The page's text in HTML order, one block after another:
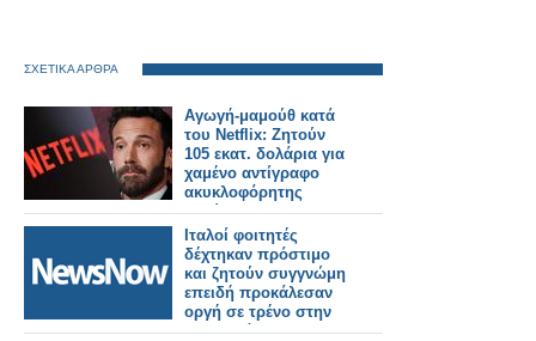
ΣΧΕΤΙΚΑ ΑΡΘΡΑ
Αγωγή-μαμούθ κατά
του Netflix: Ζητούν
105 εκατ. δολάρια για
χαμένο αντίγραφο
ακυκλοφόρητης
ταινίας
Ιταλοί φοιτητές
δέχτηκαν πρόστιμο
και ζητούν συγγνώμη
επειδή προκάλεσαν
οργή σε τρένο στην
Μπανγκόκ.